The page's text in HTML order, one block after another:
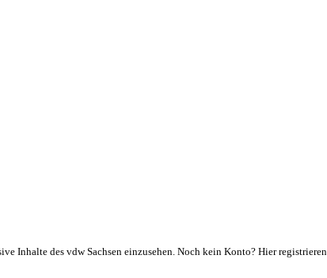
Inhalte des vdw Sachsen einzusehen. Noch kein Konto? Hier registrieren.